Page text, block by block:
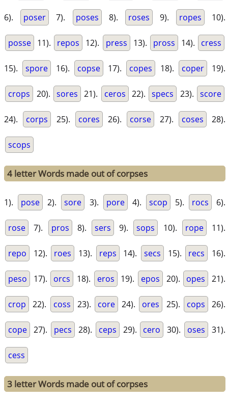
6). poser 7). poses 8). roses 9). ropes 10).
posse 11). repos 12). press 13). pross 14). cress
15). spore 16). copse 17). copes 18). coper 19).
crops 20). sores 21). ceros 22). specs 23). score
24). corps 25). cores 26). corse 27). coses 28).
scops
4 letter Words made out of corpses
1). pose 2). sore 3). pore 4). scop 5). rocs 6).
rose 7). pros 8). sers 9). sops 10). rope 11).
repo 12). roes 13). reps 14). secs 15). recs 16).
peso 17). orcs 18). eros 19). epos 20). opes 21).
crop 22). coss 23). core 24). ores 25). cops 26).
cope 27). pecs 28). ceps 29). cero 30). oses 31).
cess
3 letter Words made out of corpses